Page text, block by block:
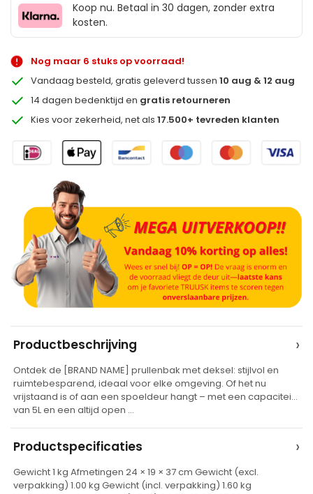
Koop nu. Betaal in 30 dagen, zonder extra
kosten.
Nog maar 6 stuks op voorraad!
Vandaag besteld, gratis geleverd tussen10 aug & 12 aug
14 dagen bedenktijd en gratis retourneren
Kies voor zekerheid, net als17.500+ tevreden klanten
t
e
r
a
t
Productbeschrijving ›
Ontdek de [BRAND NAME] prullenbak met deksel: stijlvol en
ruimtebesparend, ideaal voor elke omgeving. Of het nu
vrijstaand is of aan een spoeldeur hangt – met een capaciteit
van 5L en een altijd open …
Productspecificaties ›
Gewicht 1 kg Afmetingen 24 × 19 × 37 cm Gewicht (excl.
verpakking) 1.00 kg Gewicht (incl. verpakking) 1.60 kg